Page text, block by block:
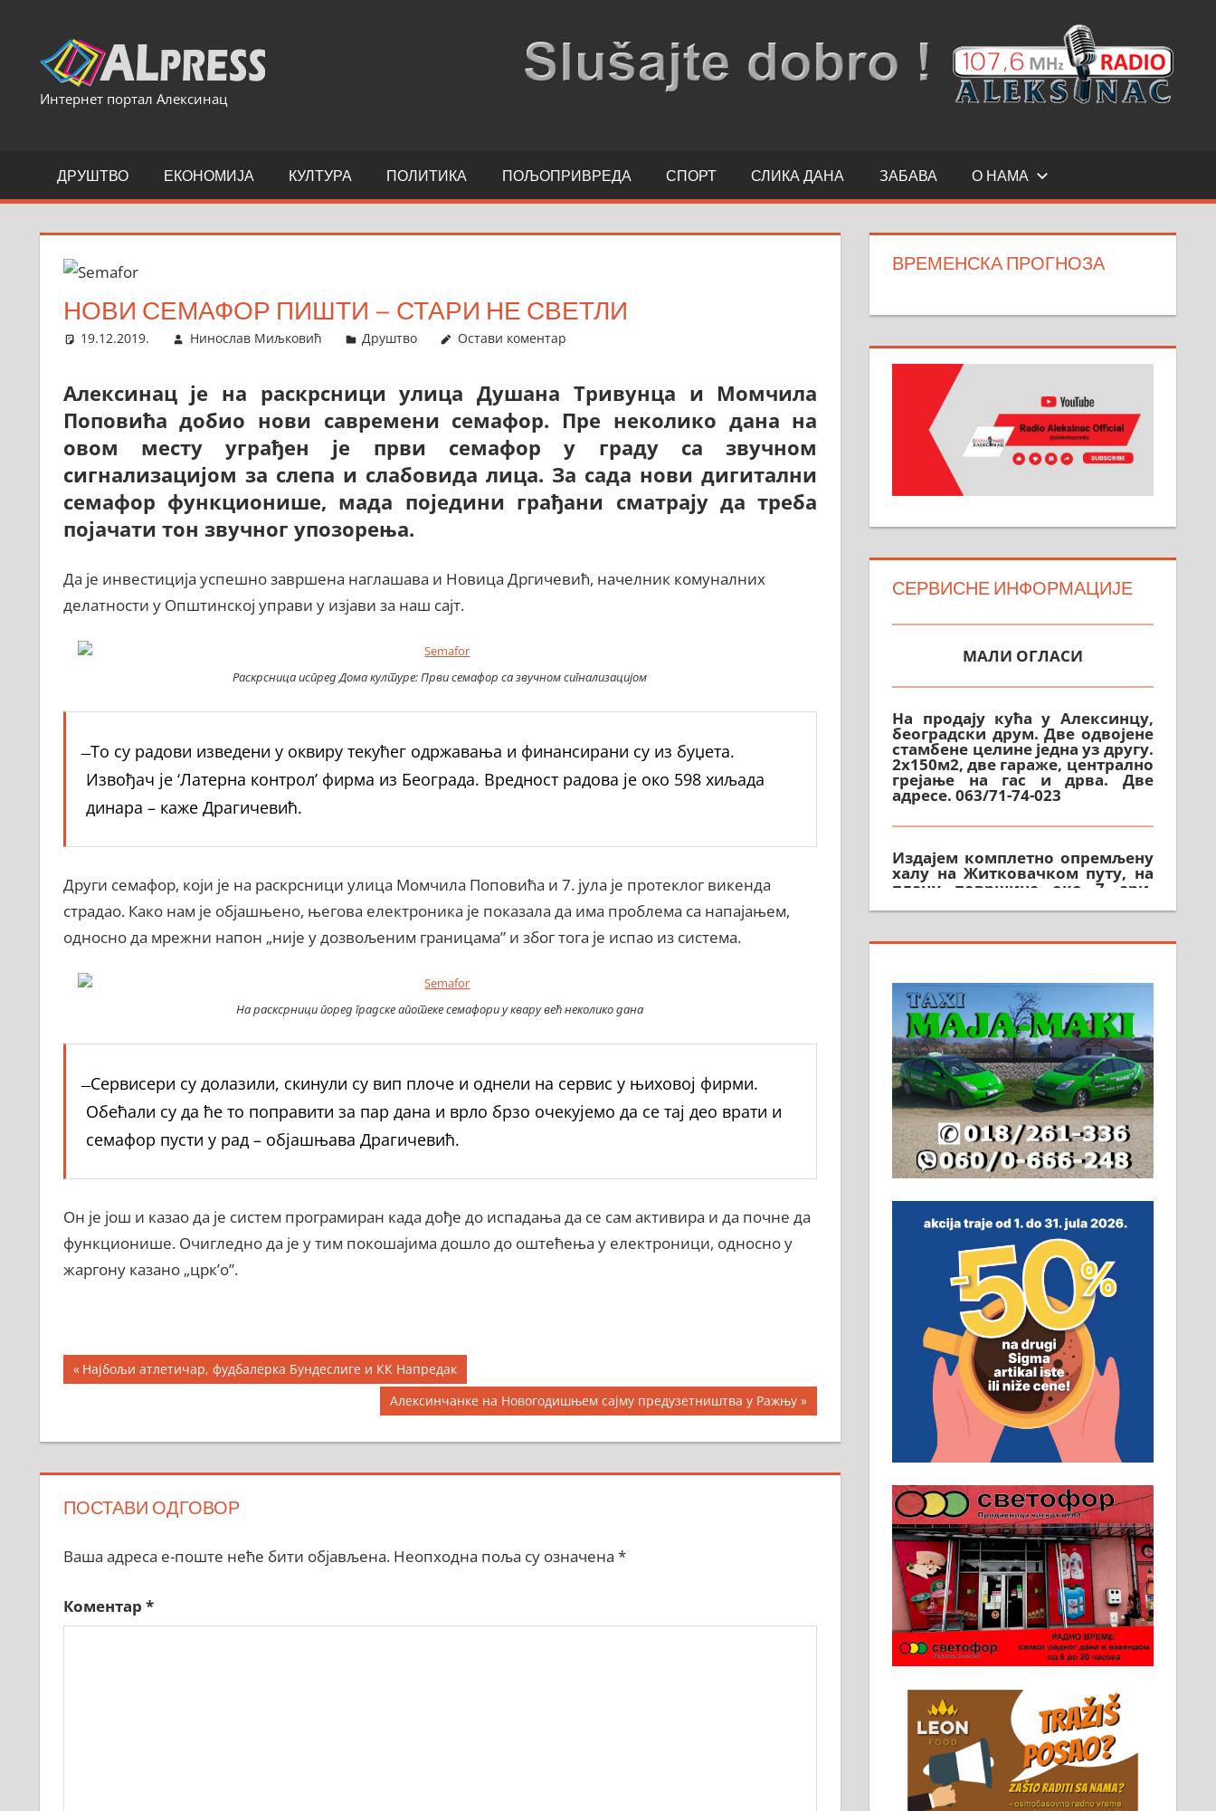
content
Интернет портал Алексинац
ДРУШТВО ЕКОНОМИЈА КУЛТУРА ПОЛИТИКА ПОЉОПРИВРЕДА СПОРТ СЛИКА ДАНА ЗАБАВА О НАМА
НОВИ СЕМАФОР ПИШТИ – СТАРИ НЕ СВЕТЛИ
19.12.2019. Нинослав Миљковић Друштво Остави коментар
Алексинац је на раскрсници улица Душана Тривунца и Момчила
Поповића добио нови савремени семафор. Пре неколико дана на
овом месту уграђен је први семафор у граду са звучном
сигнализацијом за слепа и слабовида лица. За сада нови дигитални
семафор функционише, мада поједини грађани сматрају да треба
појачати тон звучног упозорења.
Да је инвестиција успешно завршена наглашава и Новица Дргичевић, начелник комуналних
делатности у Општинској управи у изјави за наш сајт.
Раскрсница испред Дома културе: Први семафор са звучном сигнализацијом
̶ То су радови изведени у оквиру текућег одржавања и финансирани су из буџета.
Извођач је ‘Латерна контрол’ фирма из Београда. Вредност радова је око 598 хиљада
динара – каже Драгичевић.
Други семафор, који је на раскрсници улица Момчила Поповића и 7. јула је протеклог викенда
страдао. Како нам је објашњено, његова електроника је показала да има проблема са напајањем,
односно да мрежни напон „није у дозвољеним границама” и због тога је испао из система.
На расксрници поред градске апотеке семафори у квару већ неколико дана
̶ Сервисери су долазили, скинули су вип плоче и однели на сервис у њиховој фирми.
Обећали су да ће то поправити за пар дана и врло брзо очекујемо да се тај део врати и
семафор пусти у рад – објашњава Драгичевић.
Он је још и казао да је систем програмиран када дође до испадања да се сам активира и да почне да
функционише. Очигледно да је у тим покошајима дошло до оштећења у електроници, односно у
жаргону казано „црк’о”.
Кретање
Previous
Post:
Најбољи атлетичар, фудбалерка Бундеслиге и КК Напредак
Next
Алексинчанке на Новогодишњем сајму предузетништва у Ражњу
ПОСТАВИ ОДГОВОР
Ваша адреса е-поште неће бити објављена. Неопходна поља су означена *
Коментар *
ВРЕМЕНСКА ПРОГНОЗА
СЕРВИСНЕ ИНФОРМАЦИЈЕ
београдски друм. Две одвојене
стамбене целине једна уз другу.
2х150м2, две гараже, централно
грејање на гас и дрва. Две
адресе. 063/71-74-023
халу на Житковачком путу, на
плацу површине око 7 ари.
064/321-80-51; 063/102-35-25
На продају легализована, нова,
м2 са плацем од 8 ари у
Зеленом виру у Алексинцу.
Могућа замена. 064/21-63-584
ПОСЛОВНИ ОГЛАСИ
Рудник и флотација Рудник
д.о.о. Рудник запошљава 20
помоћника рудара. Услови:
Основна школа, пожељно
радно искуство на истим и
сличним пословима, али не и
неопходан услов. Обезбеђен
смештај, превоз, исхрана.
032/57-41-122 – локал 22
Пружам услуге завршних
радова у грађевини,
хидроизолације и молерских
радова. 061/25-28-058
Ало таксију потребан возач са Б
категоријом. 064/02-85-511
Потребна два радника за рад на
стоваришту „Липа промет” у
Алексинцу. За више
информација доћи лично на
стовариште у улици Максима
Горког 26 сваког радног дана од
8 до 15 часова. 063/465-045
Чистим све врсте димњака.